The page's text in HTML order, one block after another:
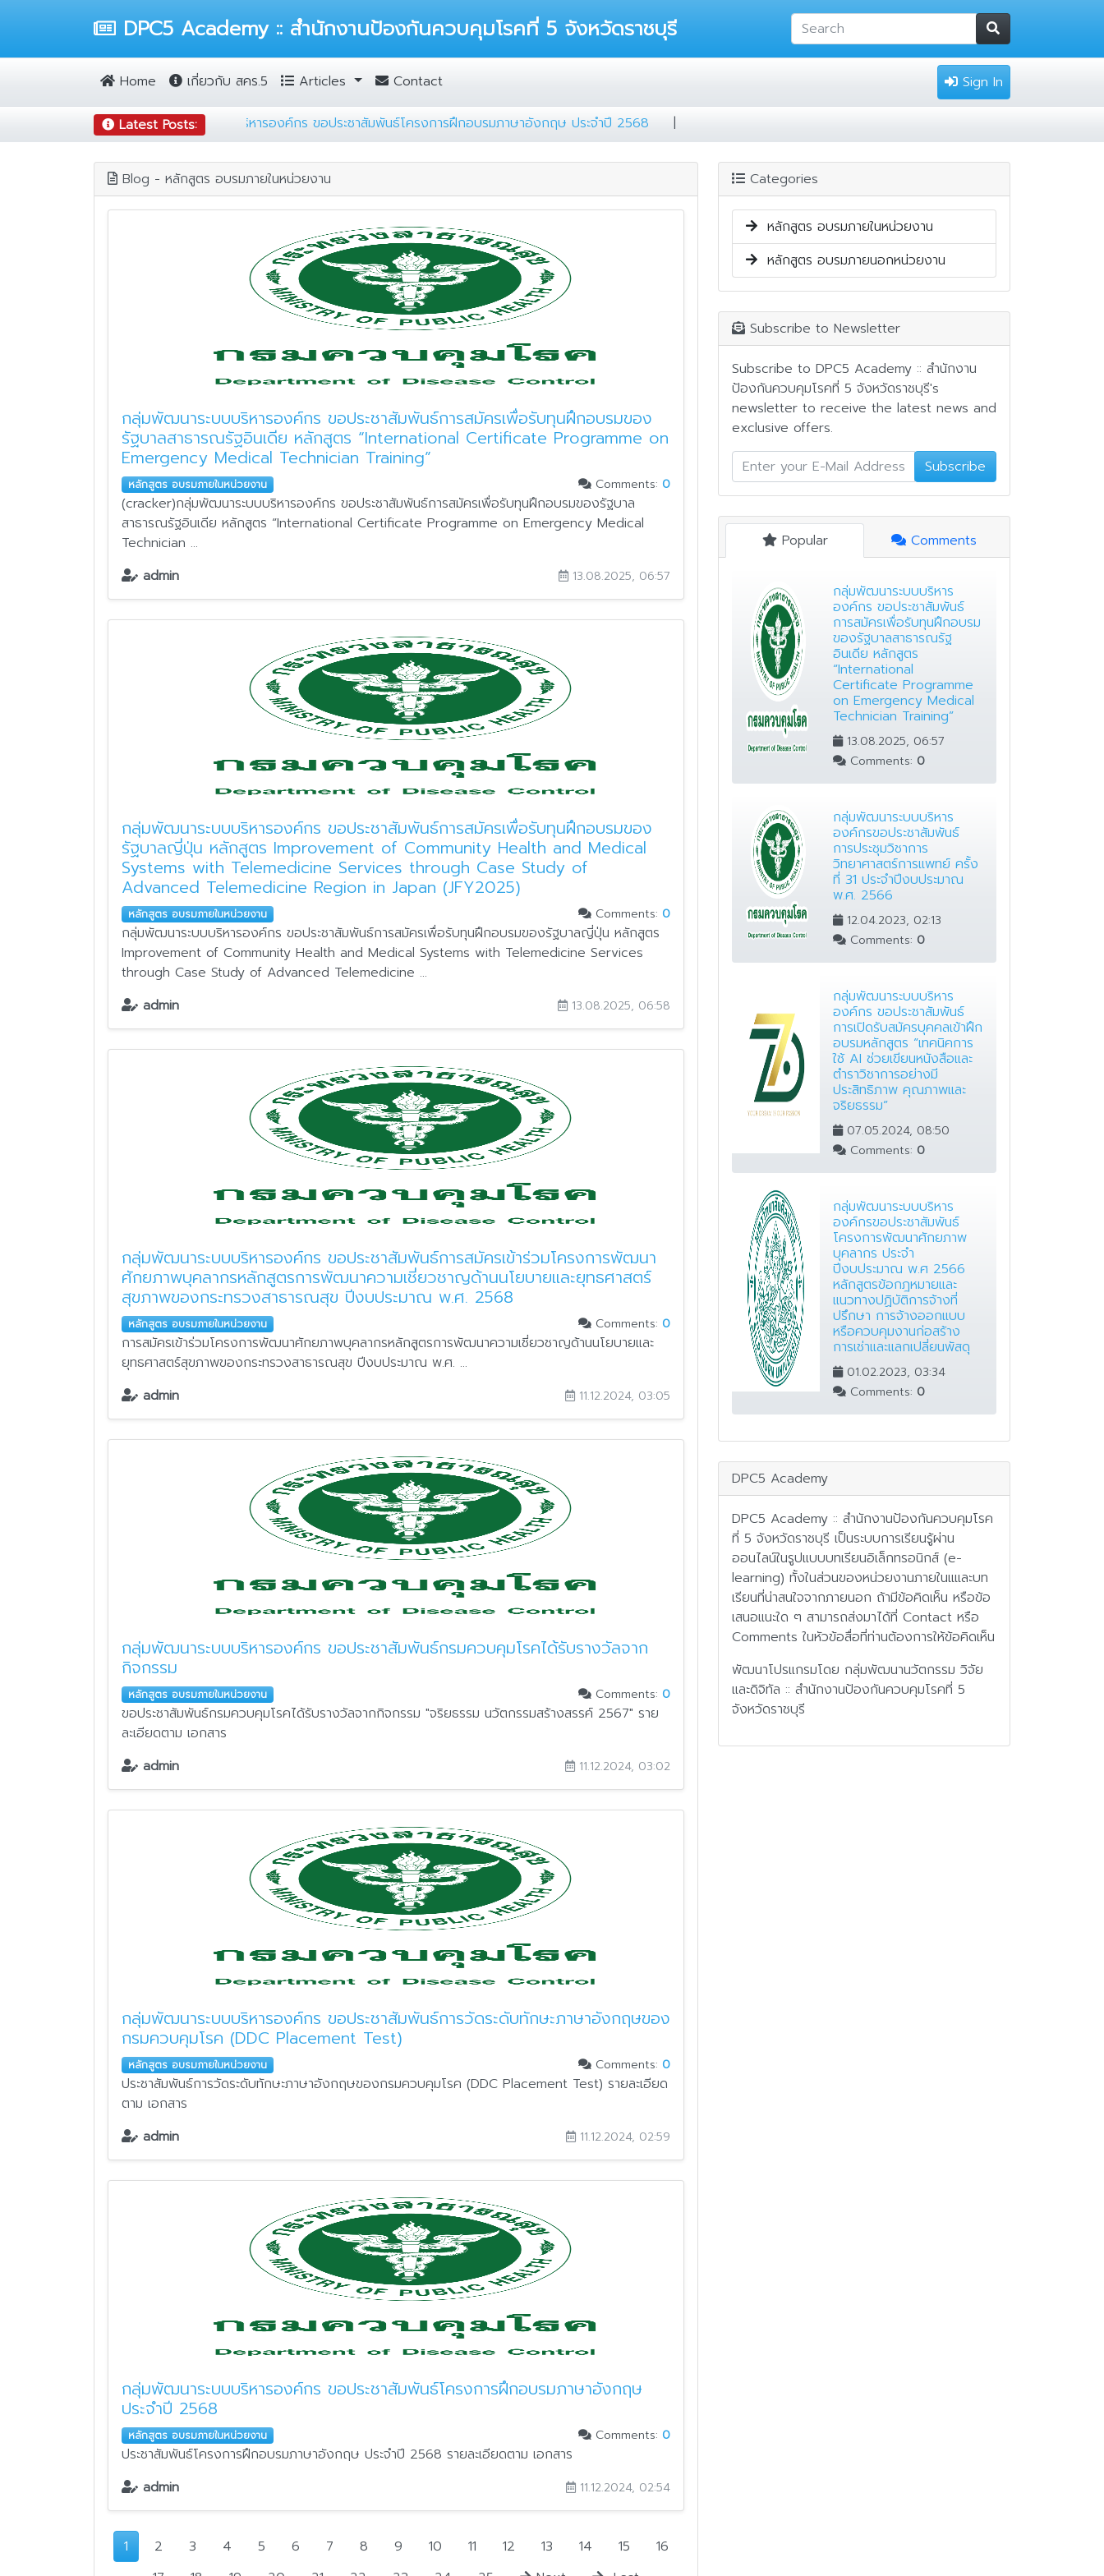
DPC5 Academy :: สำนักงานป้องกันควบคุมโรคที่ 5 จังหวัดราชบุรี
Home เกี่ยวกับ สคร.5 Articles Contact Sign In
Latest Posts:
รค (DDC Placement Test)| กลุ่มพัฒนาระบบบริหารองค์กร ขอประชาสัมพันธ์โครงการฝึกอบรมภาษาอังกฤษ ประจำปี 2568
Blog - หลักสูตร อบรมภายในหน่วยงาน
กลุ่มพัฒนาระบบบริหารองค์กร ขอประชาสัมพันธ์การสมัครเพื่อรับทุนฝึกอบรมของ
รัฐบาลสาธารณรัฐอินเดีย หลักสูตร “International Certificate Programme on
Emergency Medical Technician Training”
หลักสูตร อบรมภายในหน่วยงาน Comments: 0
(cracker)กลุ่มพัฒนาระบบบริหารองค์กร ขอประชาสัมพันธ์การสมัครเพื่อรับทุนฝึกอบรมของรัฐบาล
สาธารณรัฐอินเดีย หลักสูตร “International Certificate Programme on Emergency Medical
Technician ...
admin
13.08.2025, 06:57
กลุ่มพัฒนาระบบบริหารองค์กร ขอประชาสัมพันธ์การสมัครเพื่อรับทุนฝึกอบรมของ
รัฐบาลญี่ปุ่น หลักสูตร Improvement of Community Health and Medical
Systems with Telemedicine Services through Case Study of
Advanced Telemedicine Region in Japan (JFY2025)
หลักสูตร อบรมภายในหน่วยงาน Comments: 0
กลุ่มพัฒนาระบบบริหารองค์กร ขอประชาสัมพันธ์การสมัครเพื่อรับทุนฝึกอบรมของรัฐบาลญี่ปุ่น หลักสูตร
Improvement of Community Health and Medical Systems with Telemedicine Services
through Case Study of Advanced Telemedicine ...
admin
13.08.2025, 06:58
กลุ่มพัฒนาระบบบริหารองค์กร ขอประชาสัมพันธ์การสมัครเข้าร่วมโครงการพัฒนา
ศักยภาพบุคลากรหลักสูตรการพัฒนาความเชี่ยวชาญด้านนโยบายและยุทธศาสตร์
สุขภาพของกระทรวงสาธารณสุข ปีงบประมาณ พ.ศ. 2568
หลักสูตร อบรมภายในหน่วยงาน Comments: 0
การสมัครเข้าร่วมโครงการพัฒนาศักยภาพบุคลากรหลักสูตรการพัฒนาความเชี่ยวชาญด้านนโยบายและ
ยุทธศาสตร์สุขภาพของกระทรวงสาธารณสุข ปีงบประมาณ พ.ศ. ...
admin
11.12.2024, 03:05
กลุ่มพัฒนาระบบบริหารองค์กร ขอประชาสัมพันธ์กรมควบคุมโรคได้รับรางวัลจาก
กิจกรรม
หลักสูตร อบรมภายในหน่วยงาน Comments: 0
ขอประชาสัมพันธ์กรมควบคุมโรคได้รับรางวัลจากกิจกรรม "จริยธรรม นวัตกรรมสร้างสรรค์ 2567" ราย
ละเอียดตาม เอกสาร
admin
11.12.2024, 03:02
กลุ่มพัฒนาระบบบริหารองค์กร ขอประชาสัมพันธ์การวัดระดับทักษะภาษาอังกฤษของ
กรมควบคุมโรค (DDC Placement Test)
หลักสูตร อบรมภายในหน่วยงาน Comments: 0
ประชาสัมพันธ์การวัดระดับทักษะภาษาอังกฤษของกรมควบคุมโรค (DDC Placement Test) รายละเอียด
ตาม เอกสาร
admin
11.12.2024, 02:59
กลุ่มพัฒนาระบบบริหารองค์กร ขอประชาสัมพันธ์โครงการฝึกอบรมภาษาอังกฤษ
ประจำปี 2568
หลักสูตร อบรมภายในหน่วยงาน Comments: 0
ประชาสัมพันธ์โครงการฝึกอบรมภาษาอังกฤษ ประจำปี 2568 รายละเอียดตาม เอกสาร
admin
11.12.2024, 02:54
1 2 3 4 5 6 7 8 9 10 11 12 13 14 15
16
Categories
หลักสูตร อบรมภายในหน่วยงาน
หลักสูตร อบรมภายนอกหน่วยงาน
Subscribe to Newsletter
Subscribe to DPC5 Academy :: สำนักงาน
ป้องกันควบคุมโรคที่ 5 จังหวัดราชบุรี's
newsletter to receive the latest news and
exclusive offers.
Subscribe
Popular Comments
กลุ่มพัฒนาระบบบริหาร
องค์กร ขอประชาสัมพันธ์
การสมัครเพื่อรับทุนฝึกอบรม
ของรัฐบาลสาธารณรัฐ
อินเดีย หลักสูตร
“International
Certificate Programme
on Emergency Medical
Technician Training”
13.08.2025, 06:57
Comments: 0
กลุ่มพัฒนาระบบบริหาร
องค์กรขอประชาสัมพันธ์
การประชุมวิชาการ
วิทยาศาสตร์การแพทย์ ครั้ง
ที่ 31 ประจำปีงบประมาณ
พ.ศ. 2566
12.04.2023, 02:13
Comments: 0
กลุ่มพัฒนาระบบบริหาร
องค์กร ขอประชาสัมพันธ์
การเปิดรับสมัครบุคคลเข้าฝึก
อบรมหลักสูตร “เทคนิคการ
ใช้ AI ช่วยเขียนหนังสือและ
ตำราวิชาการอย่างมี
ประสิทธิภาพ คุณภาพและ
จริยธรรม”
07.05.2024, 08:50
Comments: 0
กลุ่มพัฒนาระบบบริหาร
องค์กรขอประชาสัมพันธ์
โครงการพัฒนาศักยภาพ
บุคลากร ประจำ
ปีงบประมาณ พ.ศ 2566
หลักสูตรข้อกฎหมายและ
แนวทางปฏิบัติการจ้างที่
ปรึกษา การจ้างออกเเบบ
หรือควบคุมงานก่อสร้าง
การเช่าและแลกเปลี่ยนพัสดุ
01.02.2023, 03:34
Comments: 0
DPC5 Academy
DPC5 Academy :: สำนักงานป้องกันควบคุมโรค
ที่ 5 จังหวัดราชบุรี เป็นระบบการเรียนรู้ผ่าน
ออนไลน์ในรูปแบบบทเรียนอิเล็กทรอนิกส์ (e-
learning) ทั้งในส่วนของหน่วยงานภายในแและบท
เรียนที่น่าสนใจจากภายนอก ถ้ามีข้อคิดเห็น หรือข้อ
เสนอแนะใด ๆ สามารถส่งมาได้ที่ Contact หรือ
Comments ในหัวข้อสื่อที่ท่านต้องการให้ข้อคิดเห็น
พัฒนาโปรแกรมโดย กลุ่มพัฒนานวัตกรรม วิจัย
และดิจิทัล :: สำนักงานป้องกันควบคุมโรคที่ 5
จังหวัดราชบุรี